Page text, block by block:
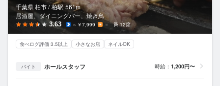
千葉県 柏市 / 柏駅 561m
居酒屋、ダイニングバー、焼き鳥
3.63 ～￥7,999 － 12席
食べログ評価 3.5以上 小さなお店 ネイルOK
バイト ホールスタッフ 時給： 1,200円〜